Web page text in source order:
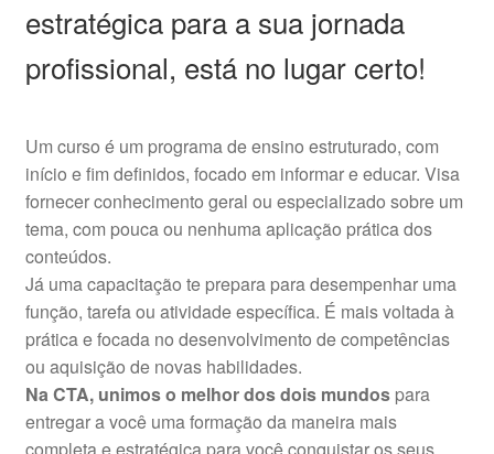
estratégica para a sua jornada
profissional, está no lugar certo!
Um curso é um programa de ensino estruturado, com
início e fim definidos, focado em informar e educar. Visa
fornecer conhecimento geral ou especializado sobre um
tema, com pouca ou nenhuma aplicação prática dos
conteúdos.
Já uma capacitação te prepara para desempenhar uma
função, tarefa ou atividade específica. É mais voltada à
prática e focada no desenvolvimento de competências
ou aquisição de novas habilidades.
Na CTA, unimos o melhor dos dois mundospara
entregar a você uma formação da maneira mais